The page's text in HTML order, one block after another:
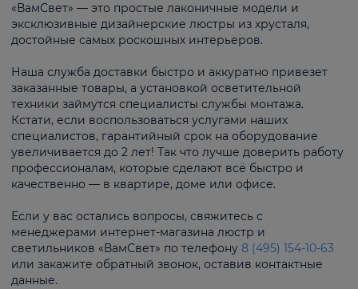
«ВамСвет» — это простые лаконичные модели и
эксклюзивные дизайнерские люстры из хрусталя,
достойные самых роскошных интерьеров.
Наша служба доставки быстро и аккуратно привезет
заказанные товары, а установкой осветительной
техники займутся специалисты службы монтажа.
Кстати, если воспользоваться услугами наших
специалистов, гарантийный срок на оборудование
увеличивается до 2 лет! Так что лучше доверить работу
профессионалам, которые сделают всё быстро и
качественно — в квартире, доме или офисе.
Если у вас остались вопросы, свяжитесь с
менеджерами интернет-магазина люстр и
светильников «ВамСвет» по телефону 8 (495) 154-10-63
или закажите обратный звонок, оставив контактные
данные.